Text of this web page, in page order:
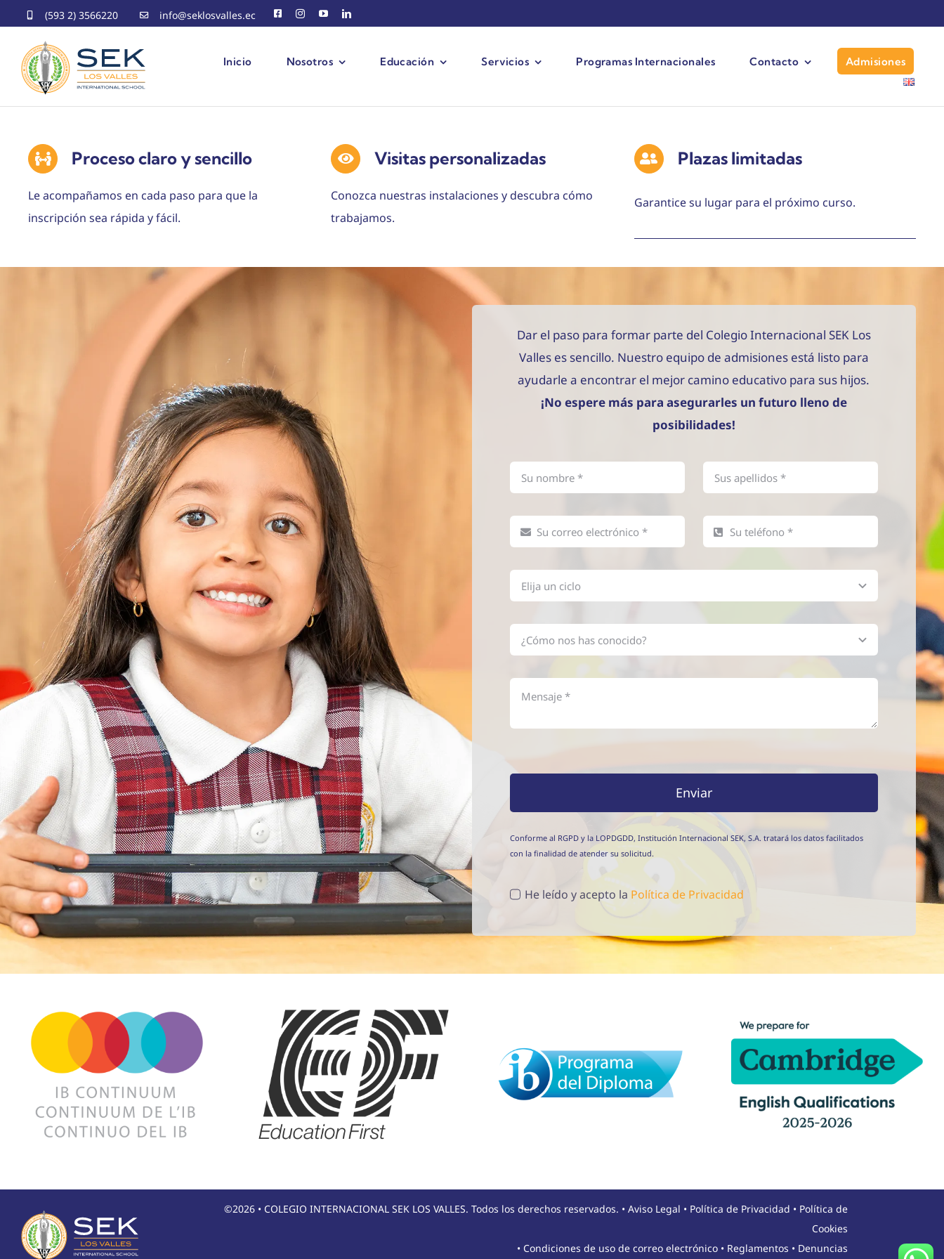
content
(593 2) 3566220 info@seklosvalles.ec
Inicio Nosotros Educación Servicios Programas Internacionales Contacto Admisiones
Proceso claro y sencillo
Le acompañamos en cada paso para que la
inscripción sea rápida y fácil.
Visitas personalizadas
Conozca nuestras instalaciones y descubra cómo
trabajamos.
Plazas limitadas
Garantice su lugar para el próximo curso.
Dar el paso para formar parte del Colegio Internacional SEK Los
Valles es sencillo. Nuestro equipo de admisiones está listo para
ayudarle a encontrar el mejor camino educativo para sus hijos.
¡No espere más para asegurarles un futuro lleno de
posibilidades!
Enviar
Conforme al RGPD y la LOPDGDD, Institución Internacional SEK, S.A. tratará los datos facilitados
con la finalidad de atender su solicitud.
He leído y acepto la Política de Privacidad
©2026 • COLEGIO INTERNACIONAL SEK LOS VALLES. Todos los derechos reservados. • Aviso Legal • Política de Privacidad • Política de
Cookies
• Condiciones de uso de correo electrónico• Reglamentos • Denuncias